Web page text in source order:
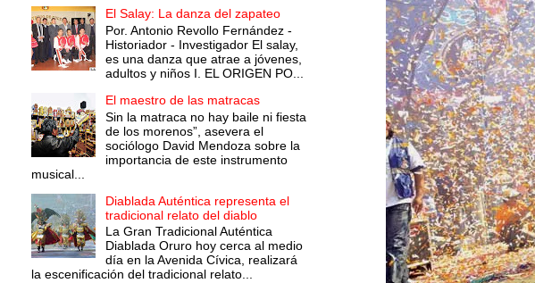
El Salay: La danza del zapateo
Por. Antonio Revollo Fernández -
Historiador - Investigador El salay,
es una danza que atrae a jóvenes,
adultos y niños I. EL ORIGEN PO...
El maestro de las matracas
Sin la matraca no hay baile ni fiesta
de los morenos”, asevera el
sociólogo David Mendoza sobre la
importancia de este instrumento
musical...
Diablada Auténtica representa el
tradicional relato del diablo
La Gran Tradicional Auténtica
Diablada Oruro hoy cerca al medio
día en la Avenida Cívica, realizará
la escenificación del tradicional relato...